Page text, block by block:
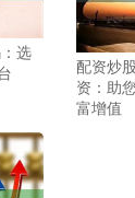
选
配资炒
资：助
富增值